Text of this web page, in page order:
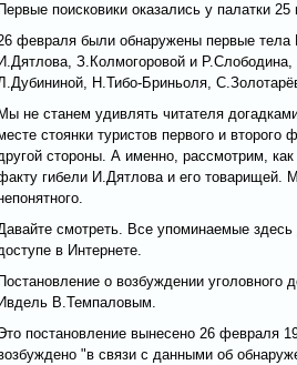
Первые поисковики оказались у палатки
февраля были обнаружены первые
И.Дятлова, З.Колмогоровой и
Н.Тибо-Бриньоля,
Мы не станем удивлять читателя
стоянки туристов первого и
стороны. А именно, рассмотрим,
гибели И.Дятлова и его товарищей.
смотреть. Все упоминаемые
в Интернете.
Постановление о возбуждении уголовного
Ивдель В.Темпаловым.
постановление вынесено 26 февраля
"в связи с данными об